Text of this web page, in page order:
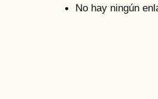
No hay ningún